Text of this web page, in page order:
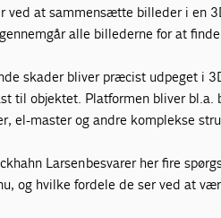
ved at sammensætte billeder i en
alle billederne for at
skader bliver præcist udpeget i
til objektet. Platformen bliver
el-master og andre komplekse
Larsen besvarer her fire
og hvilke fordele de ser ved at